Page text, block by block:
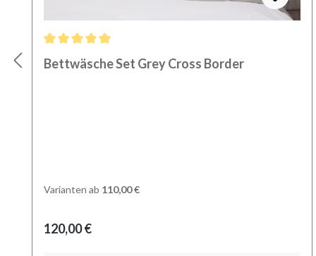
Durchschnittliche Bewertung von 5 von 5 Sternen
Bettwäsche Set Grey Cross Border
Varianten ab 110,00 €
Regulärer Preis:
120,00 €